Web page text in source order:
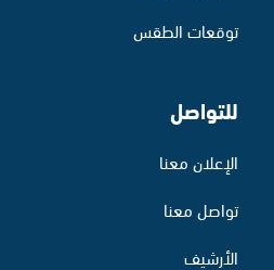
توقعات الطقس
للتواصل
الإعلان معنا
تواصل معنا
الأرشيف